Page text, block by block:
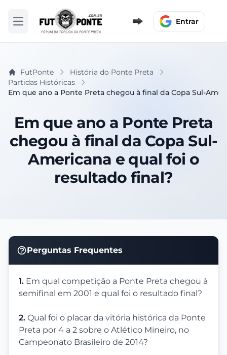
Abrir menu Entrar
FutPonte
História do Ponte Preta
Partidas Históricas
Em que ano a Ponte Preta chegou à final da Copa Sul-
Em que ano a Ponte Preta
chegou à final da Copa Sul-
Americana e qual foi o
resultado final?
Perguntas Frequentes
1. Em qual competição a Ponte Preta chegou à
semifinal em 2001 e qual foi o resultado final?
2. Qual foi o placar da vitória histórica da Ponte
Preta por 4 a 2 sobre o Atlético Mineiro, no
Campeonato Brasileiro de 2014?